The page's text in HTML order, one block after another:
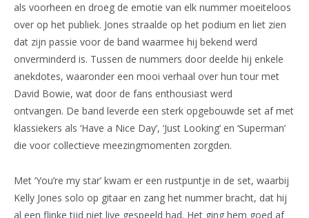
als voorheen en droeg de emotie van elk nummer moeiteloos
over op het publiek. Jones straalde op het podium en liet zien
dat zijn passie voor de band waarmee hij bekend werd
onverminderd is. Tussen de nummers door deelde hij enkele
anekdotes, waaronder een mooi verhaal over hun tour met
David Bowie, wat door de fans enthousiast werd
ontvangen. De band leverde een sterk opgebouwde set af met
klassiekers als ‘Have a Nice Day’, ‘Just Looking’ en ‘Superman’
die voor collectieve meezingmomenten zorgden.
Met ‘You’re my star’ kwam er een rustpuntje in de set, waarbij
Kelly Jones solo op gitaar en zang het nummer bracht, dat hij
al een flinke tijd niet live gespeeld had. Het ging hem goed af